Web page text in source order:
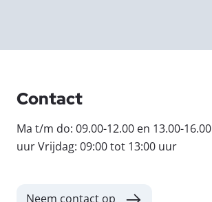
Contact
Ma t/m do: 09.00-12.00 en 13.00-16.00
uur Vrijdag: 09:00 tot 13:00 uur
Neem contact op